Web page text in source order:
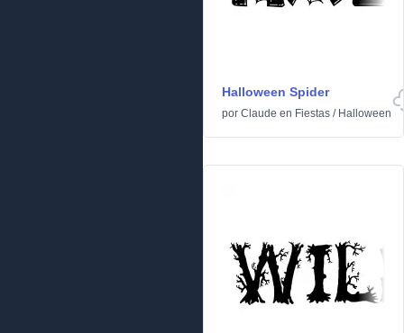
Halloween Spider
por Claude en Fiestas / Halloween